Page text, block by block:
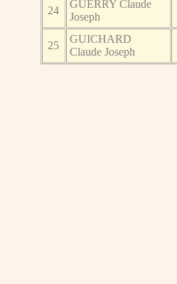
24
GUERRY Claude
Joseph
25
GUICHARD
Claude Joseph